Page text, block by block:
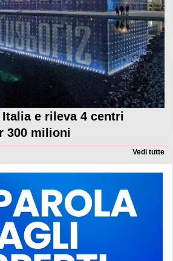
e rileva 4 centri
300 milioni
Vedi tutte